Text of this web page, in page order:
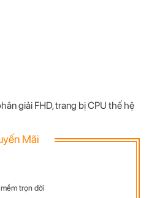
giải FHD, trang bị CPU thế hệ
Mãi
trọn đời